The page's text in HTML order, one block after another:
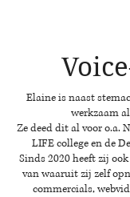
Elaine is naast
werkzaam
Ze deed dit al voor o.a.
LIFE college en de
Sinds 2020 heeft zij
van waaruit zij zelf
commercials,